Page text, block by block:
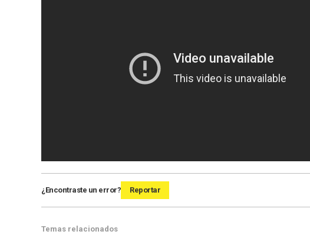
¿Encontraste un error? Reportar
Temas relacionados